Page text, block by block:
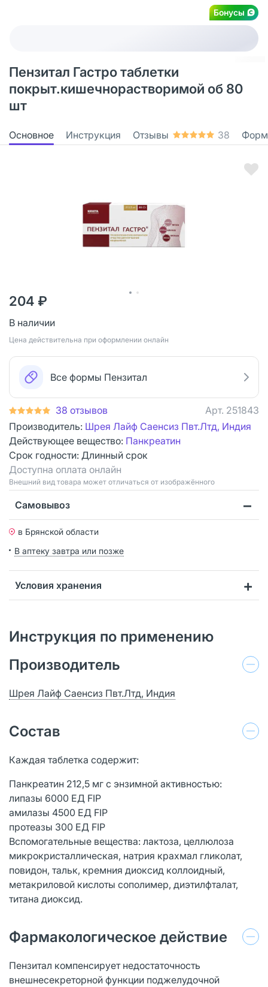
Бонусы
Пензитал Гастро таблетки
покрыт.кишечнорастворимой об 80
шт
Основное Инструкция Отзывы 38
204 ₽
В наличии
Цена действительна при оформлении онлайн
Все формы Пензитал
38 отзывов Арт. 251843
Производитель: Шрея Лайф Саенсиз Пвт.Лтд, Индия
Действующее вещество: Панкреатин
Срок годности: Длинный срок
Доступна оплата онлайн
Bнешний вид товара может отличаться от изображённого
Самовывоз
в Брянской области
В аптеку завтра или позже
Условия хранения
Инструкция по применению
Производитель
Шрея Лайф Саенсиз Пвт.Лтд, Индия
Состав
Каждая таблетка содержит:
Панкреатин 212,5 мг с энзимной активностью:
липазы 6000 ЕД FIP
амилазы 4500 ЕД FIP
протеазы 300 ЕД FIP
Вспомогательные вещества: лактоза, целлюлоза
микрокристаллическая, натрия крахмал гликолат,
повидон, тальк, кремния диоксид коллоидный,
метакриловой кислоты сополимер, диэтилфталат,
титана диоксид.
Фармакологическое действие
Пензитал компенсирует недостаточность
внешнесекреторной функции поджелудочной